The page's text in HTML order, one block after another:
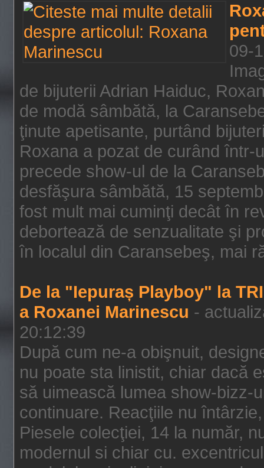
09-
de bijuterii Adrian Haiduc,
de modă sâmbătă, la
ţinute apetisante, purtând
Roxana a pozat de curând
precede show-ul de la
desfăşura sâmbătă, 15
fost mult mai cuminţi decât în
debortează de senzualitate şi
în localul din Caransebeş, mai
De la "Iepuraș Playboy" la
a Roxanei Marinescu -
20:12:39
După cum ne-a obişnuit,
nu poate sta linistit, chiar dacă
să uimească lumea show-bizz-
continuare. Reacţiile nu
Piesele colecţiei, 14 la număr,
modernul si chiar cu.